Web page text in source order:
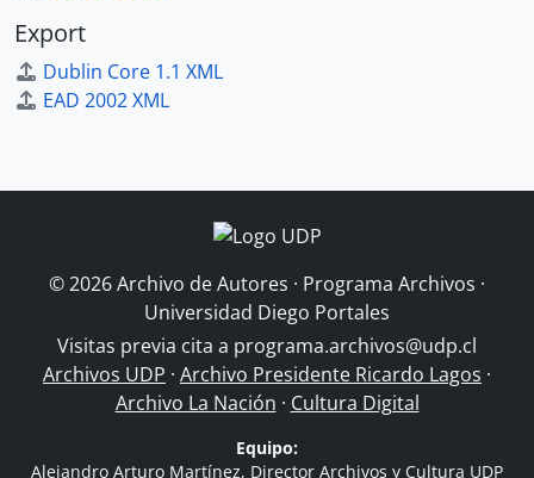
Export
Dublin Core 1.1 XML
EAD 2002 XML
© 2026 Archivo de Autores · Programa Archivos ·
Universidad Diego Portales
Visitas previa cita a programa.archivos@udp.cl
Archivos UDP · Archivo Presidente Ricardo Lagos ·
Archivo La Nación · Cultura Digital
Equipo:
Alejandro Arturo Martínez, Director Archivos y Cultura UDP